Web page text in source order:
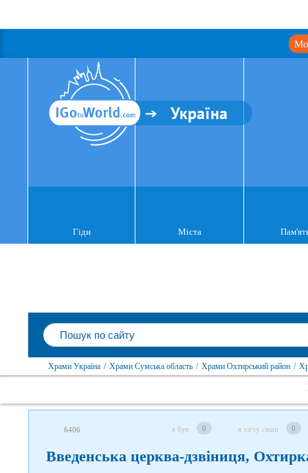
Україна
Гіди Міста
Храми Україна / Храми Сумська область / Храми Охтирський район /
6406 я був 0 я хочу сюди 0
Введенська церква-дзвіниця,